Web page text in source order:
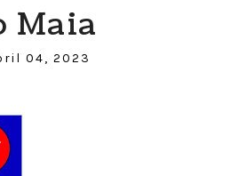
Maia
04, 2023